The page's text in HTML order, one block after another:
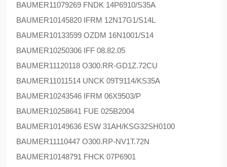
BAUMER11079269 FNDK 14P6910/S35A
BAUMER10145820 IFRM 12N17G1/S14L
BAUMER10133599 OZDM 16N1001/S14
BAUMER10250306 IFF 08.82.05
BAUMER11120118 O300.RR-GD1Z.72CU
BAUMER11011514 UNCK 09T9114/KS35A
BAUMER10243546 IFRM 06X9503/P
BAUMER10258641 FUE 025B2004
BAUMER10149636 ESW 31AH/KSG32SH0100
BAUMER11110447 O300.RP-NV1T.72N
BAUMER10148791 FHCK 07P6901